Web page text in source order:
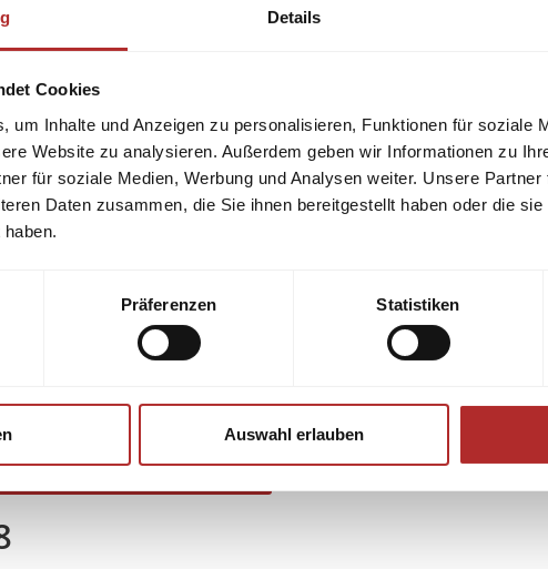
Details
Cookies
um Inhalte und Anzeigen zu personalisieren, Funktionen für soziale
Website zu analysieren. Außerdem geben wir Informationen zu
für soziale Medien, Werbung und Analysen weiter. Unsere
Daten zusammen, die Sie ihnen bereitgestellt haben oder die
Präferenzen Statistiken
Auswahl erlauben
gerne.